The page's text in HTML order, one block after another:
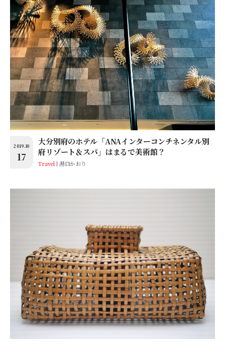
2019.10
17
大分別府のホテル「ANAインターコンチネンタル別
府リゾート＆スパ」はまるで美術館？
Travel 湯口かおり